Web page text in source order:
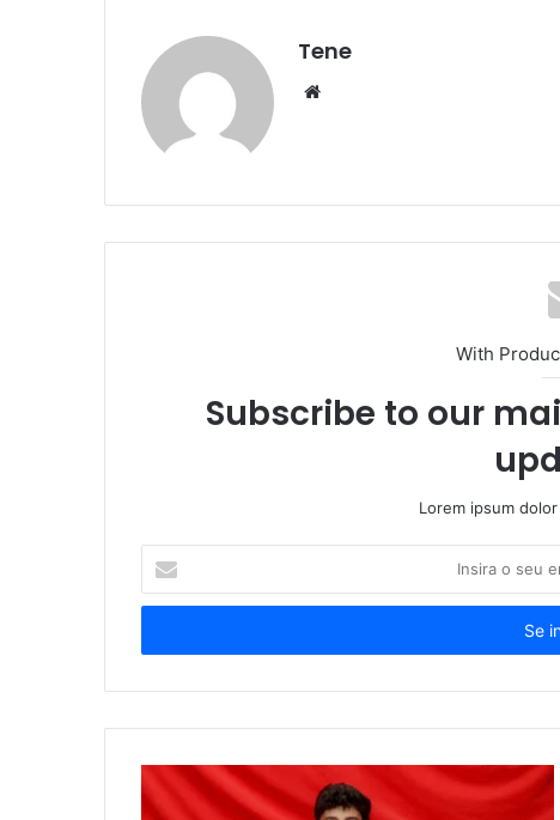
Tene
Website
With
Subscribe to our
Lorem ipsum
seu
de